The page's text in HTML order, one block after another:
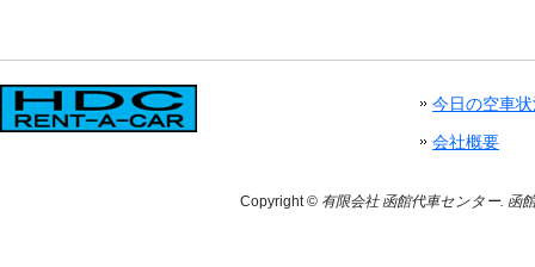
今日の空車
会社概要
Copyright © 有限会社 函館代車センター. 函